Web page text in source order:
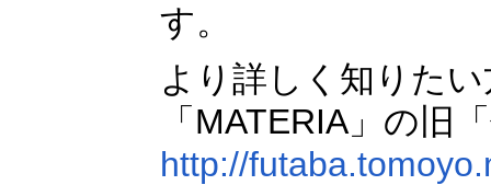
す。
より詳しく知りた
「MATERIA」の旧
http://